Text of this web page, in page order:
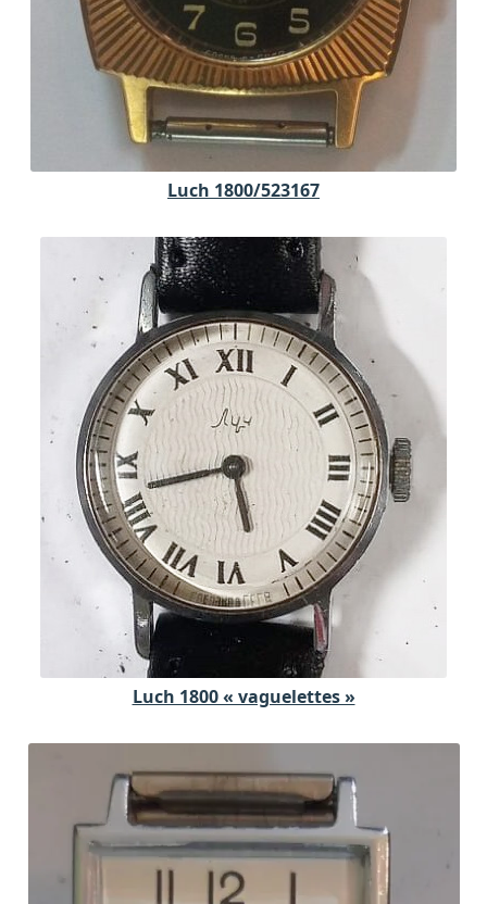
Luch 1800/523167
Luch 1800 « vaguelettes »